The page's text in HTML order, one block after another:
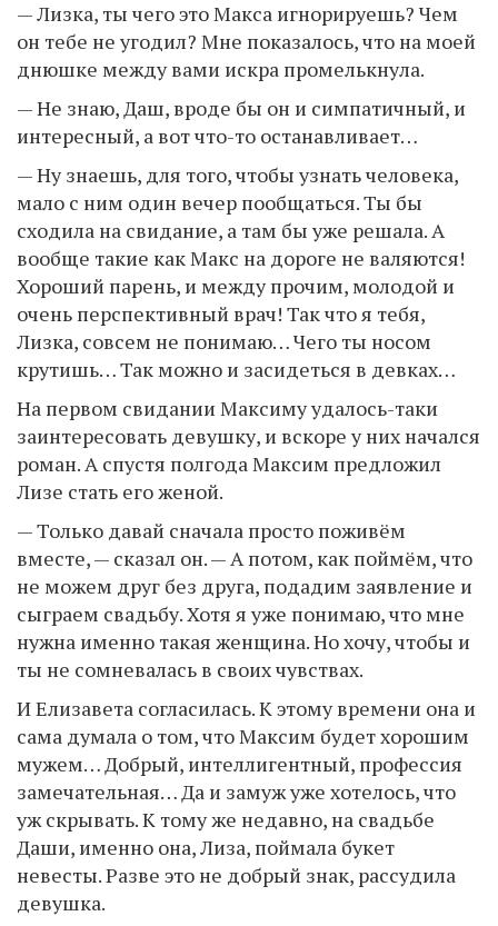
— Лизка, ты чего это Макса игнорируешь? Чем
он тебе не угодил? Мне показалось, что на моей
днюшке между вами искра промелькнула.
— Не знаю, Даш, вроде бы он и симпатичный, и
интересный, а вот что-то останавливает…
— Ну знаешь, для того, чтобы узнать человека,
мало с ним один вечер пообщаться. Ты бы
сходила на свидание, а там бы уже решала. А
вообще такие как Макс на дороге не валяются!
Хороший парень, и между прочим, молодой и
очень перспективный врач! Так что я тебя,
Лизка, совсем не понимаю… Чего ты носом
крутишь… Так можно и засидеться в девках…
На первом свидании Максиму удалось-таки
заинтересовать девушку, и вскоре у них начался
роман. А спустя полгода Максим предложил
Лизе стать его женой.
— Только давай сначала просто поживём
вместе, — сказал он. — А потом, как поймём, что
не можем друг без друга, подадим заявление и
сыграем свадьбу. Хотя я уже понимаю, что мне
нужна именно такая женщина. Но хочу, чтобы и
ты не сомневалась в своих чувствах.
И Елизавета согласилась. К этому времени она и
сама думала о том, что Максим будет хорошим
мужем… Добрый, интеллигентный, профессия
замечательная… Да и замуж уже хотелось, что
уж скрывать. К тому же недавно, на свадьбе
Даши, именно она, Лиза, поймала букет
невесты. Разве это не добрый знак, рассудила
девушка.